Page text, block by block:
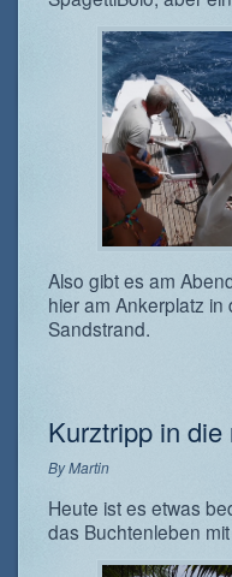
Also gibt es am
hier am Ankerplatz in
Sandstrand.
Kurztripp in
ByMartin
Heute ist es etwas
das Buchtenleben